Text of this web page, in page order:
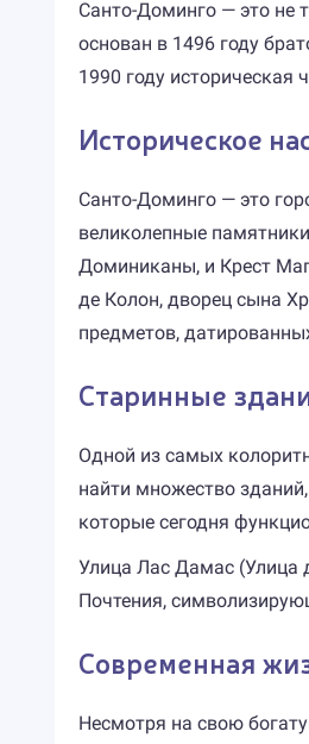
Санто-Доминго — это не
основан в 1496 году
1990 году
Историческое
Санто-Доминго — это
великолепные
Доминиканы, и Крест
де Колон, дворец сына
предметов,
Старинные
Одной из самых
найти множество
которые сегодня
Улица Лас Дамас (Улица
Почтения,
Современная
Несмотря на свою